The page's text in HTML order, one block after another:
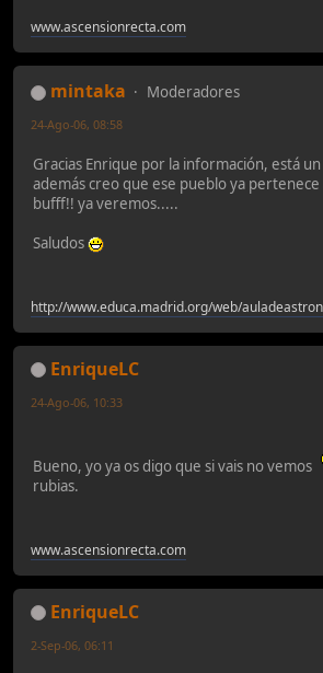
www.ascensionrecta.com
mintaka
Moderadores
24-Ago-06, 08:58
Gracias Enrique por la información, está
además creo que ese pueblo ya pertenece
bufff!! ya veremos.....
Saludos
http://www.educa.madrid.org/web/
EnriqueLC
24-Ago-06, 10:33
Bueno, yo ya os digo que si vais no vemos
rubias.
www.ascensionrecta.com
EnriqueLC
2-Sep-06, 06:11